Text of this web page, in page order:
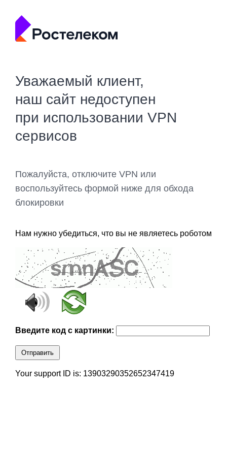
Уважаемый клиент,
наш сайт недоступен
при использовании VPN
сервисов
Пожалуйста, отключите VPN или
воспользуйтесь формой ниже для обхода
блокировки
Нам нужно убедиться, что вы не являетесь роботом
Введите код с картинки:
Отправить
Your support ID is: 13903290352652347419